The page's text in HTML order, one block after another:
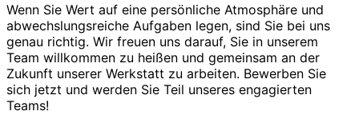
Wenn Sie Wert auf eine persönliche Atmosphäre und
abwechslungsreiche Aufgaben legen, sind Sie bei uns
genau richtig. Wir freuen uns darauf, Sie in unserem
Team willkommen zu heißen und gemeinsam an der
Zukunft unserer Werkstatt zu arbeiten. Bewerben Sie
sich jetzt und werden Sie Teil unseres engagierten
Teams!